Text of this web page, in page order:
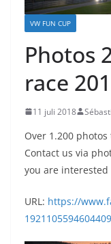
VW FUN CUP
Photos
race
11 juli 2018
Over 1.200
Contact us via
you are
URL: https://
1921105594604409